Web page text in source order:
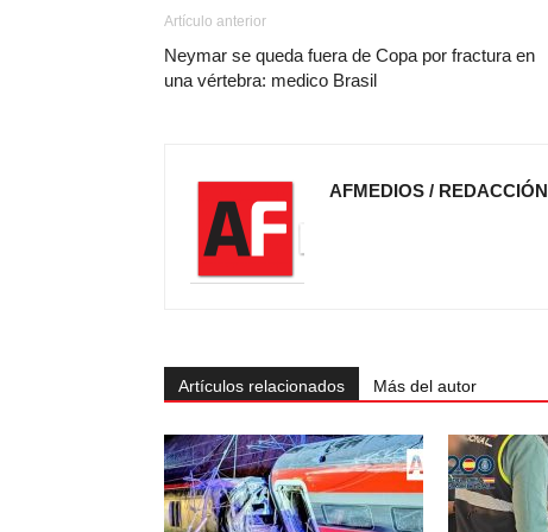
Artículo anterior
Neymar se queda fuera de Copa por fractura en
una vértebra: medico Brasil
AFMEDIOS / REDACCIÓN
Artículos relacionados Más del autor